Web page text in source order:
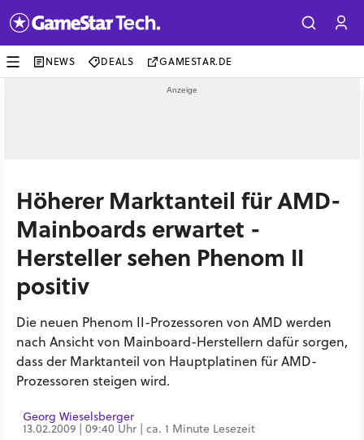
NEWS DEALS GAMESTAR.DE
Höherer Marktanteil für AMD-
Mainboards erwartet -
Hersteller sehen Phenom II
positiv
Die neuen Phenom II-Prozessoren von AMD werden
nach Ansicht von Mainboard-Herstellern dafür sorgen,
dass der Marktanteil von Hauptplatinen für AMD-
Prozessoren steigen wird.
Georg Wieselsberger
13.02.2009 | 09:40 Uhr | ca. 1 Minute Lesezeit